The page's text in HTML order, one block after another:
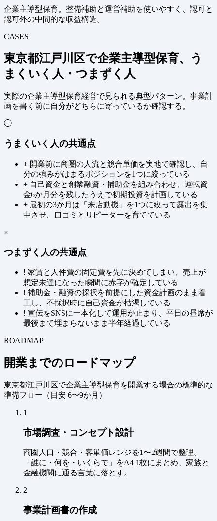
企業主導型保育。整備補助と運営補助を使いやすく、認可と
認可外の中間的な収益構造。
CASES
東京都江戸川区で企業主導型保育、う
まくいく人・つまずく人
実際の企業主導型保育経営で見られる典型パターン。事業計
画を書く前に自分がどちらに寄っているか確認する。
◯
うまくいく人の共通点
+ 開業前に商圏の人流と競合単価を実地で確認し、自
分の強みがはまるポジションを1つに絞っている
+ 自己資金と創業融資・補助金を組み合わせ、運転資
金6か月分を残したうえで初期投資を計画している
+ 最初の3か月は「来店動機」を1つに絞って露出を集
中させ、口コミとリピーターを育てている
×
つまずく人の共通点
! 家賃と人件費の固定費を先に決めてしまい、売上が
想定未達になった瞬間に赤字が確定している
! 補助金・融資の採択を前提にした資金計画のまま着
工し、不採択時に自己資金が枯渇している
! 宣伝をSNSに一本化して運用が止まり、平日の昼席が
最後まで埋まらないまま半年経過している
ROADMAP
開業までのロードマップ
東京都江戸川区で企業主導型保育を開業する場合の標準的な
準備フロー（ 目安 6〜9か月 ）
1
市場調査・コンセプト設計
商圏人口・競合・客単価レンジを1〜2週間で整理。
「誰に・何を・いくらで」をA4 1枚にまとめ、家族と
金融機関に通る言葉に落とす。
2
事業計画書の作成